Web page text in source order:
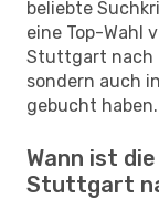
beliebte
eine Top-Wahl
Stuttgart nach
sondern auch
gebucht haben.
Wann ist
Stuttgart